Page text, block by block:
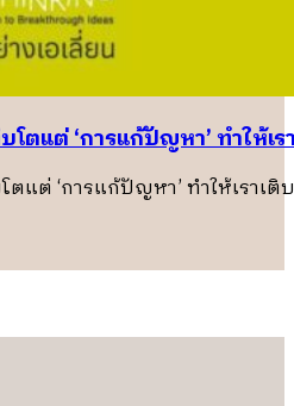
ตแต่ ‘การแก้ปัญหา’ ทำให้เร
แต่ ‘การแก้ปัญหา’ ทำให้เราเติ